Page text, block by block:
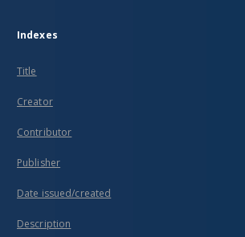
Indexes
Title
Creator
Contributor
Publisher
Date issued/created
Description